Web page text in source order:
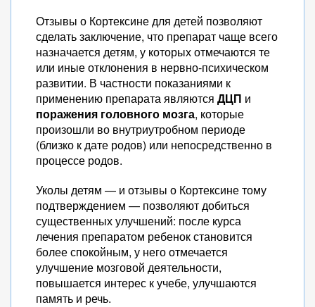
Отзывы о Кортексине для детей позволяют
сделать заключение, что препарат чаще всего
назначается детям, у которых отмечаются те
или иные отклонения в нервно-психическом
развитии. В частности показаниями к
применению препарата являются ДЦП и
поражения головного мозга, которые
произошли во внутриутробном периоде
(близко к дате родов) или непосредственно в
процессе родов.
Уколы детям — и отзывы о Кортексине тому
подтверждением — позволяют добиться
существенных улучшений: после курса
лечения препаратом ребенок становится
более спокойным, у него отмечается
улучшение мозговой деятельности,
повышается интерес к учебе, улучшаются
память и речь.